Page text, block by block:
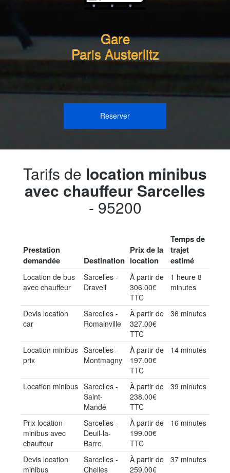
Gare
Paris Austerlitz
Reserver
Tarifs de location minibus
avec chauffeur Sarcelles
- 95200
Prestation
demandée
Destination
Prix de la
location
Temps de
trajet
estimé
Location de bus
avec chauffeur
Sarcelles -
Draveil
À partir de
306.00€
TTC
1 heure 8
minutes
Devis location
car
Sarcelles -
Romainville
À partir de
327.00€
TTC
36 minutes
Location minibus
prix
Sarcelles -
Montmagny
À partir de
197.00€
TTC
14 minutes
Location minibus Sarcelles -
Saint-
Mandé
À partir de
238.00€
TTC
39 minutes
Prix location
minibus avec
chauffeur
Sarcelles -
Deuil-la-
Barre
À partir de
199.00€
TTC
16 minutes
Devis location
minibus
Sarcelles -
Chelles
À partir de
259.00€
37 minutes